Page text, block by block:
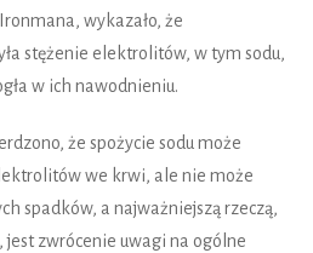
wykazało, że
stężenie elektrolitów, w tym sodu,
w ich nawodnieniu.
że spożycie sodu może
we krwi, ale nie może
spadków, a najważniejszą rzeczą,
zwrócenie uwagi na ogólne